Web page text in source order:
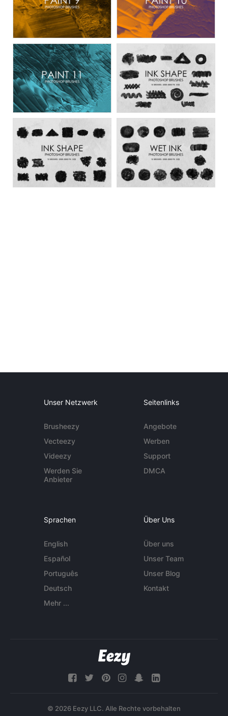
Unser Netzwerk
Brusheezy
Vecteezy
Videezy
Werden Sie
Anbieter
Seitenlinks
Angebote
Werben
Support
DMCA
Sprachen
English
Español
Português
Deutsch
Mehr ...
Über Uns
Über uns
Unser Team
Unser Blog
Kontakt
© 2026 Eezy LLC. Alle Rechte vorbehalten